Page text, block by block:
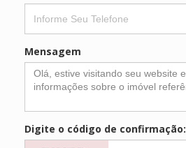
Mensagem
Digite o código de confirmação: